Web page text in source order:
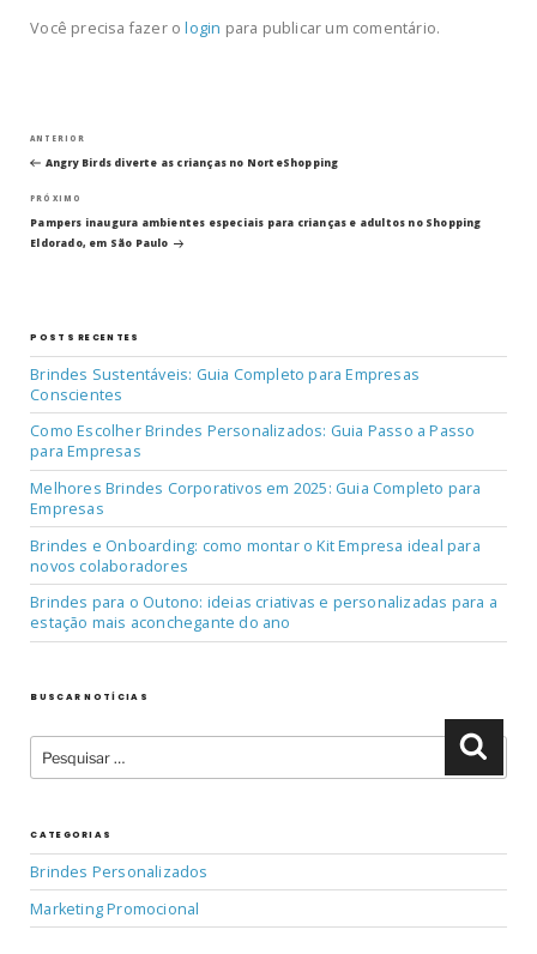
Você precisa fazer ologin para publicar um comentário.
Navegação
de
Post
Post
anterior
ANTERIOR
Angry Birds diverte as crianças no NorteShopping
Próximo
post
PRÓXIMO
Pampers inaugura ambientes especiais para crianças e adultos no Shopping
Eldorado, em São Paulo
POSTS RECENTES
Brindes Sustentáveis: Guia Completo para Empresas
Conscientes
Como Escolher Brindes Personalizados: Guia Passo a Passo
para Empresas
Melhores Brindes Corporativos em 2025: Guia Completo para
Empresas
Brindes e Onboarding: como montar o Kit Empresa ideal para
novos colaboradores
Brindes para o Outono: ideias criativas e personalizadas para a
estação mais aconchegante do ano
BUSCAR NOTÍCIAS
CATEGORIAS
Brindes Personalizados
Marketing Promocional